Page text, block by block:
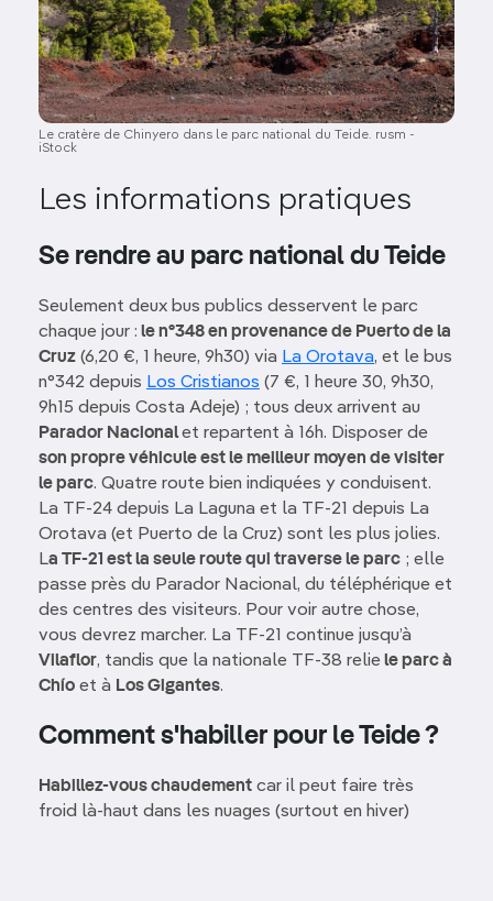
Le cratère de Chinyero dans le parc national du Teide. rusm -
iStock
Les informations pratiques
Se rendre au parc national du Teide
Seulement deux bus publics desservent le parc
chaque jour : le n°348 en provenance de Puerto de la
Cruz (6,20 €, 1 heure, 9h30) via La Orotava, et le bus
n°342 depuis Los Cristianos (7 €, 1 heure 30, 9h30,
9h15 depuis Costa Adeje) ; tous deux arrivent au
Parador Nacionalet repartent à 16h. Disposer de
son propre véhicule est le meilleur moyen de visiter
le parc. Quatre route bien indiquées y conduisent.
La TF-24 depuis La Laguna et la TF-21 depuis La
Orotava (et Puerto de la Cruz) sont les plus jolies.
La TF-21 est la seule route qui traverse le parc ; elle
passe près du Parador Nacional, du téléphérique et
des centres des visiteurs. Pour voir autre chose,
vous devrez marcher. La TF-21 continue jusqu’à
Vilaflor, tandis que la nationale TF-38 reliele parc à
Chío et à Los Gigantes.
Comment s'habiller pour le Teide ?
Habillez-vous chaudement car il peut faire très
froid là-haut dans les nuages (surtout en hiver)